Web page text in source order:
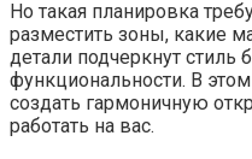
Но такая планировка
разместить зоны, какие
детали подчеркнут стиль
функциональности. В
создать гармоничную
работать на вас.